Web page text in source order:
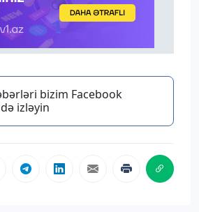
bizim Facebook
izləyin